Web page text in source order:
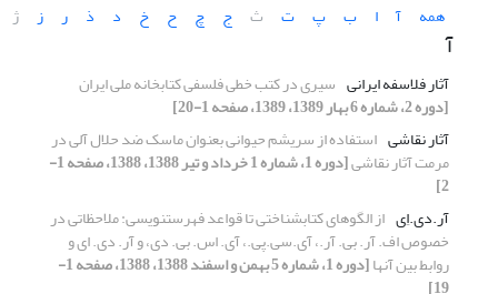
همه
آ ا ب پ ت ث ج چ ح خ د ذ ر ز ژ
آ
آثار فلاسفه ایرانی سیری در کتب خطی فلسفی کتابخانه ملی ایران
[دوره 2، شماره 6 بهار 1389، 1389، صفحه 1-20]
آثار نقاشی استفاده از سریشم حیوانی بعنوان ماسک ضد حلال آلی در
مرمت آثار نقاشی [دوره 1، شماره 1 خرداد و تیر 1388، 1388، صفحه 1-
2]
آر.دی.اِی از الگوهای کتابشناختی تا قواعد فهرستنویسی: ملاحظاتی در
خصوص اف. آر. بی. آر.، آی.سی.پی.، آی. اس. بی. دی، و آر. دی. ای و
روابط بین آنها [دوره 1، شماره 5 بهمن و اسفند 1388، 1388، صفحه 1-